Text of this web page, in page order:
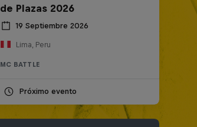
de Plazas 2026
19 Septiembre 2026
Lima, Peru
MC BATTLE
Próximo evento